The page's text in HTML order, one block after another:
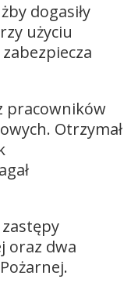
dogasiły
użyciu
pracowników
Otrzymał
zastępy
oraz dwa